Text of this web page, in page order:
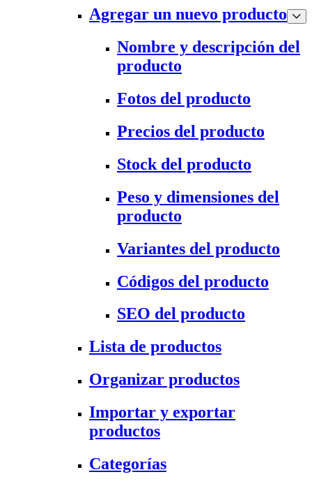
Agregar un nuevo producto
Nombre y descripción del
producto
Fotos del producto
Precios del producto
Stock del producto
Peso y dimensiones del
producto
Variantes del producto
Códigos del producto
SEO del producto
Lista de productos
Organizar productos
Importar y exportar
productos
Categorías